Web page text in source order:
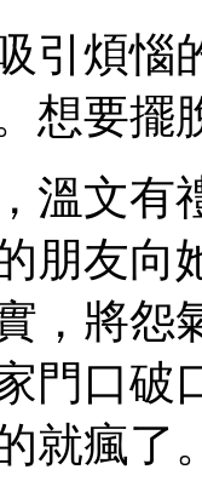
煩惱
想要擺
文有
朋友向
，將怨
門口破
就瘋了